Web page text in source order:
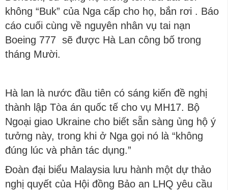
không “Buk” của Nga cấp cho họ, bắn rơi . Báo
cáo cuối cùng về nguyên nhân vụ tai nạn
Boeing 777 sẽ được Hà Lan công bố trong
tháng Mười.
Hà lan là nước đầu tiên có sáng kiến đề nghị
thành lập Tòa án quốc tế cho vụ MH17. Bộ
Ngoại giao Ukraine cho biết sẵn sàng ủng hộ ý
tưởng này, trong khi ở Nga gọi nó là “không
đúng lúc và phản tác dụng.”
Đoàn đại biểu Malaysia lưu hành một dự thảo
nghị quyết của Hội đồng Bảo an LHQ yêu cầu